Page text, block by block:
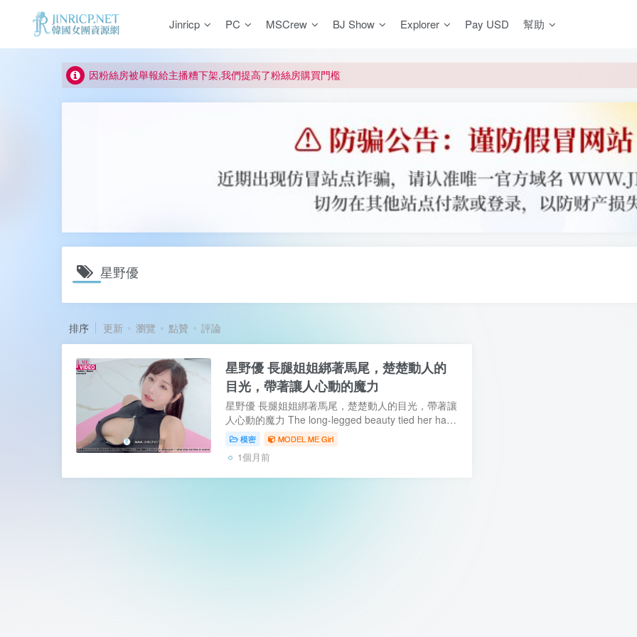
Jinricp PC MSCrew BJ Show Explorer Pay USD 幫助
如何獲得 Jinricp.net 網站邀請碼
正版宣告: 警惕盜版網站冒充 Jinricp.net [20260605更新]
因粉絲房被舉報給主播糟下架,我們提高了粉絲房購買門檻
所有ED2K連結僅支援115網盤/PikPak網盤，其它網盤均不支援
正版宣告: 警惕盜版網站冒充 Jinricp.net [20260605更新]
星野優
排序 更新 瀏覽 點贊 評論
星野優 長腿姐姐綁著馬尾，楚楚動人的
目光，帶著讓人心動的魔力
星野優 長腿姐姐綁著馬尾，楚楚動人的目光，帶著讓
人心動的魔力 The long-legged beauty tied her hair
into a ponytail, her gentle gaze carrying a quiet
charm that’s hard to resist. 【...
模密 MODEL ME Girl
1個月前